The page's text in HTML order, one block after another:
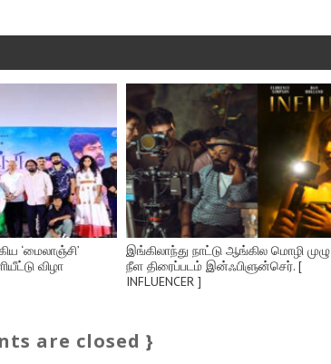
‘மைலாஞ்சி’
விழா
இங்கிலாந்து நாட்டு ஆங்கில மொழி முழு
நீள திரைப்படம் இன்ஃபிளுன்செர். [
INFLUENCER ]
are closed }